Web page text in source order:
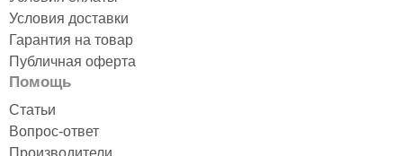
Условия доставки
Гарантия на товар
Публичная оферта
Помощь
Статьи
Вопрос-ответ
Производители